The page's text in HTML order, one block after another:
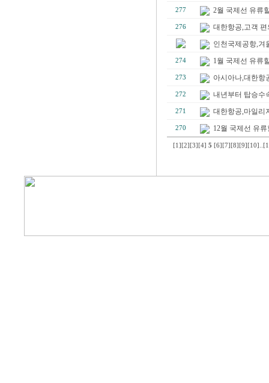
277 2월 국제선 유류
276
대한항공,고객 편
인천국제공항,겨
274 1월 국제선 유류
273 아시아나,대한항
272 내년부터 탑승수
271 대한항공,마일리
270 12월 국제선 유
[1] [2] [3] [4] 5 [6] [7] [8] [9] [10]